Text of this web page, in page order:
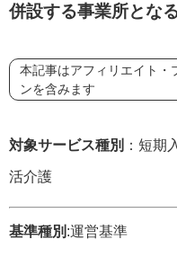
併設する事業所となる
本記事はアフィリエイト・
ンを含みます
対象サービス種別 ：短期
活介護
基準種別 :運営基準